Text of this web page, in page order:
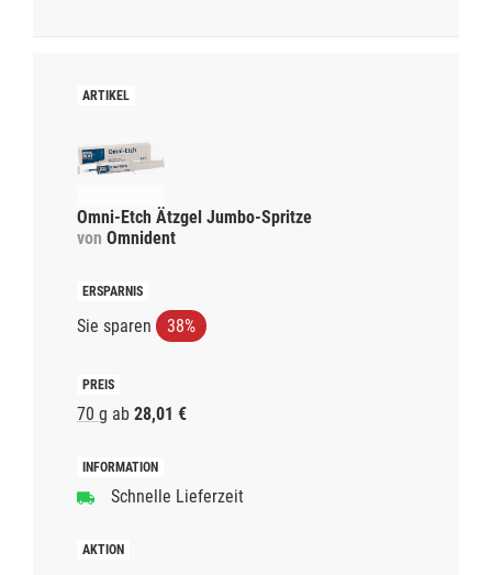
Omni-Etch Ätzgel Jumbo-Spritze
von Omnident
Sie sparen 38%
70 g ab 28,01 €
Schnelle Lieferzeit